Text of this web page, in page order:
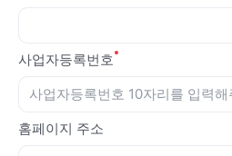
사업자등록번호
홈페이지 주소